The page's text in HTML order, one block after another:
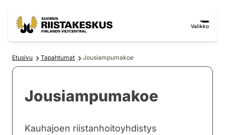
Valikko
Etusivu Tapahtumat Jousiampumakoe
Jousiampumakoe
Kauhajoen riistanhoitoyhdistys